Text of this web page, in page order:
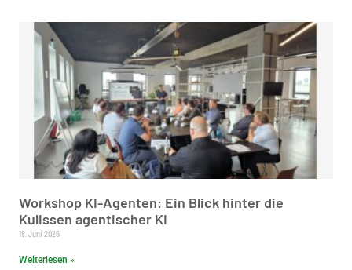
Workshop KI-Agenten: Ein Blick hinter die
Kulissen agentischer KI
18. Juni 2026
Weiterlesen »